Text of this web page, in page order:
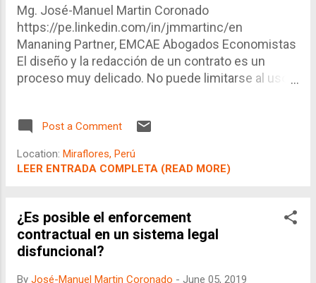
Mg. José-Manuel Martin Coronado
https://pe.linkedin.com/in/jmmartinc/en
Mananing Partner, EMCAE Abogados Economistas
El diseño y la redacción de un contrato es un
proceso muy delicado. No puede limitarse al uso
mismo, los riesgos y la distribución de estos son
partes, y no sólo de la naturaleza del negocio.
Post a Comment
Location: Miraflores, Perú
LEER ENTRADA COMPLETA (READ MORE)
¿Es posible el enforcement
contractual en un sistema legal
disfuncional?
By José-Manuel Martin Coronado - June 05, 2019